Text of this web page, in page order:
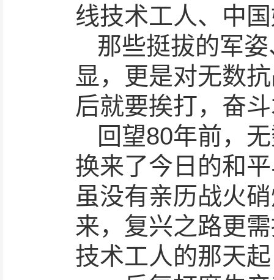
线技术工人、中
那些挺拔的军
显，更是对无数
后就要挨打，奋
回望80年前，
换来了今日的和
虽没有亲历战火
来，复兴之路更
技术工人的那天